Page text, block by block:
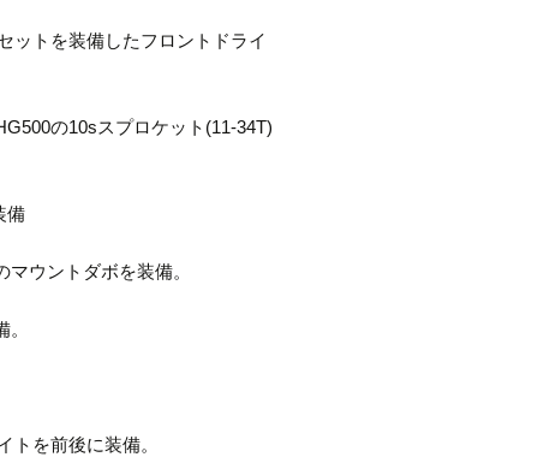
ットを装備したフロントドライ
の10sスプロケット(11-34T)
備
ウントダボを装備。
トを前後に装備。